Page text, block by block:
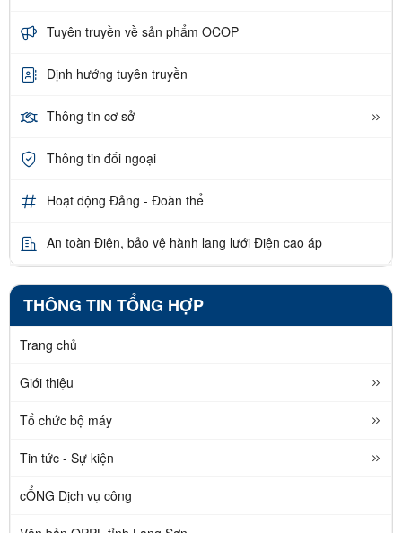
Tuyên truyền về sản phẩm OCOP
Định hướng tuyên truyền
Thông tin cơ sở
Thông tin đối ngoại
Hoạt động Đảng - Đoàn thể
An toàn Điện, bảo vệ hành lang lưới Điện cao áp
THÔNG TIN TỔNG HỢP
Trang chủ
Giới thiệu
Tổ chức bộ máy
Tin tức - Sự kiện
cỔNG Dịch vụ công